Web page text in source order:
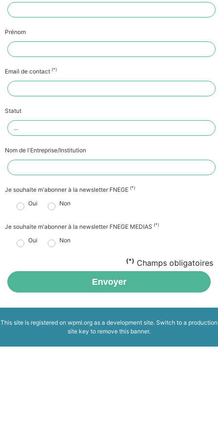
Prénom
Email de contact (*)
Statut
Nom de l'Entreprise/Institution
Je souhaite m'abonner à la newsletter FNEGE (*)
Oui Non
Je souhaite m'abonner à la newsletter FNEGE MEDIAS (*)
Oui Non
(*) Champs obligatoires
Envoyer
This site is registered on wpml.org as a development site. Switch to a production
site key to remove this banner.